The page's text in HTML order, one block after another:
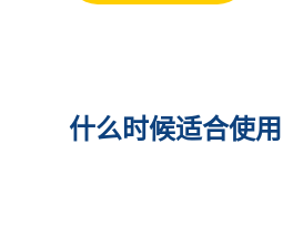
什么时候适合使用